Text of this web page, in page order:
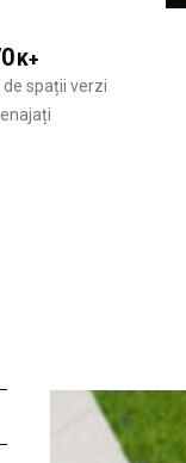
K+
spații verzi